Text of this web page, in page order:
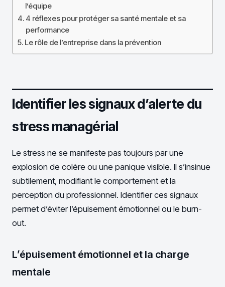
l’équipe
4 réflexes pour protéger sa santé mentale et sa
performance
Le rôle de l’entreprise dans la prévention
Identifier les signaux d’alerte du
stress managérial
Le stress ne se manifeste pas toujours par une
explosion de colère ou une panique visible. Il s’insinue
subtilement, modifiant le comportement et la
perception du professionnel. Identifier ces signaux
permet d’éviter l’épuisement émotionnel ou le burn-
out.
L’épuisement émotionnel et la charge
mentale